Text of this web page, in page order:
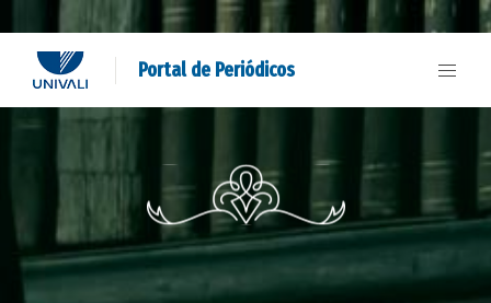
Portal de Periódicos